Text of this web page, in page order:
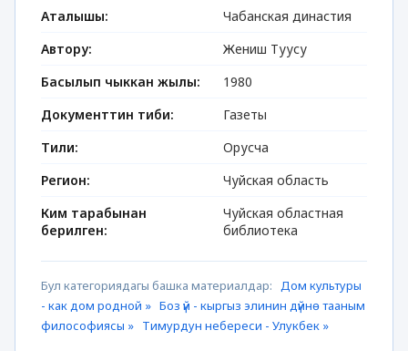
Аталышы:
Чабанская династия
Автору:
Жениш Туусу
Басылып чыккан жылы:
1980
Документтин тиби:
Газеты
Тили:
Орусча
Регион:
Чуйская область
Ким тарабынан
берилген:
Чуйская областная
библиотека
Бул категориядагы башка материалдар: Дом культуры
- как дом родной » Боз үй - кыргыз элинин дүйнө тааным
философиясы » Тимурдун небереси - Улукбек »